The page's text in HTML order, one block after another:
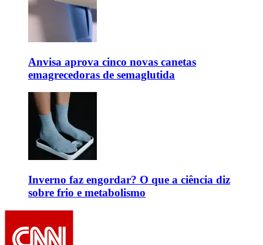
Anvisa aprova cinco novas canetas
emagrecedoras de semaglutida
Inverno faz engordar? O que a ciência diz
sobre frio e metabolismo